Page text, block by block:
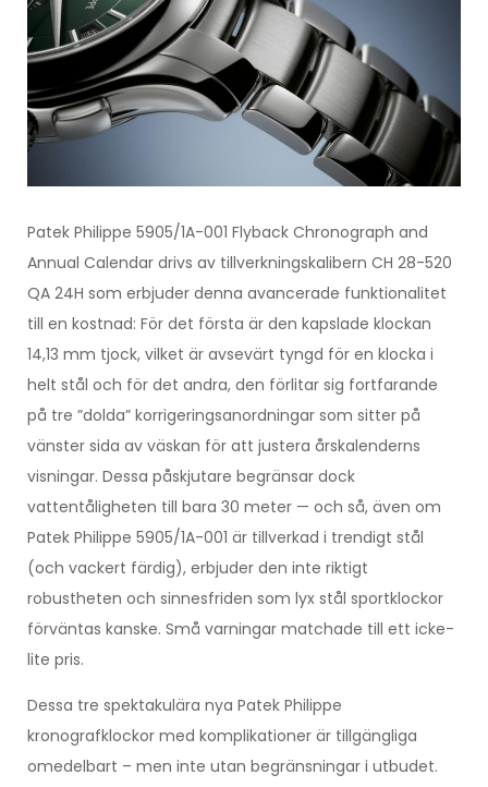
Patek Philippe 5905/1A-001 Flyback Chronograph and
Annual Calendar drivs av tillverkningskalibern CH 28-520
QA 24H som erbjuder denna avancerade funktionalitet
till en kostnad: För det första är den kapslade klockan
14,13 mm tjock, vilket är avsevärt tyngd för en klocka i
helt stål och för det andra, den förlitar sig fortfarande
på tre ”dolda” korrigeringsanordningar som sitter på
vänster sida av väskan för att justera årskalenderns
visningar. Dessa påskjutare begränsar dock
vattentåligheten till bara 30 meter — och så, även om
Patek Philippe 5905/1A-001 är tillverkad i trendigt stål
(och vackert färdig), erbjuder den inte riktigt
robustheten och sinnesfriden som lyx stål sportklockor
förväntas kanske. Små varningar matchade till ett icke-
lite pris.
Dessa tre spektakulära nya Patek Philippe
kronografklockor med komplikationer är tillgängliga
omedelbart – men inte utan begränsningar i utbudet.